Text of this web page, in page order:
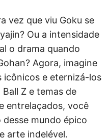
vez que viu Goku se
Ou a intensidade
o drama quando
Agora, imagine
icônicos e eternizá-los
Z e temas de
entrelaçados, você
mundo épico
arte indelével.